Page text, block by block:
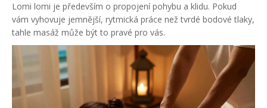
Lomi lomi je především o propojení pohybu a klidu. Pokud
vám vyhovuje jemnější, rytmická práce než tvrdé bodové tlaky,
tahle masáž může být to pravé pro vás.